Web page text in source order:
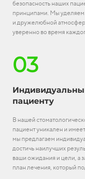
безопасность наших
принципами. Мы
и дружелюбной
уверенно во время
03
пациенту
В нашей
пациент уникален и
мы предлагаем
достичь наилучших
ваши ожидания и цели, а
план лечения, который